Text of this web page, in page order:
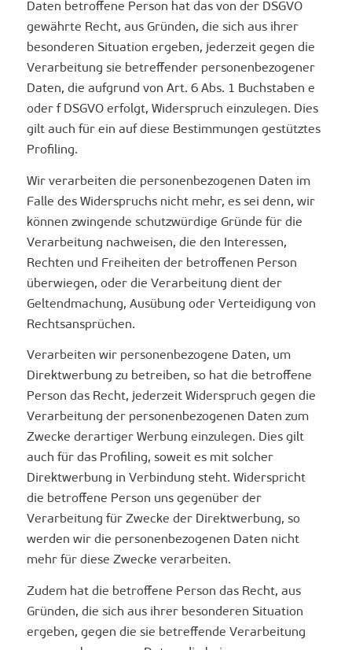
Daten betroffene Person hat das von der DSGVO
gewährte Recht, aus Gründen, die sich aus ihrer
besonderen Situation ergeben, jederzeit gegen die
Verarbeitung sie betreffender personenbezogener
Daten, die aufgrund von Art. 6 Abs. 1 Buchstaben e
oder f DSGVO erfolgt, Widerspruch einzulegen. Dies
gilt auch für ein auf diese Bestimmungen gestütztes
Profiling.
Wir verarbeiten die personenbezogenen Daten im
Falle des Widerspruchs nicht mehr, es sei denn, wir
können zwingende schutzwürdige Gründe für die
Verarbeitung nachweisen, die den Interessen,
Rechten und Freiheiten der betroffenen Person
überwiegen, oder die Verarbeitung dient der
Geltendmachung, Ausübung oder Verteidigung von
Rechtsansprüchen.
Verarbeiten wir personenbezogene Daten, um
Direktwerbung zu betreiben, so hat die betroffene
Person das Recht, jederzeit Widerspruch gegen die
Verarbeitung der personenbezogenen Daten zum
Zwecke derartiger Werbung einzulegen. Dies gilt
auch für das Profiling, soweit es mit solcher
Direktwerbung in Verbindung steht. Widerspricht
die betroffene Person uns gegenüber der
Verarbeitung für Zwecke der Direktwerbung, so
werden wir die personenbezogenen Daten nicht
mehr für diese Zwecke verarbeiten.
Zudem hat die betroffene Person das Recht, aus
Gründen, die sich aus ihrer besonderen Situation
ergeben, gegen die sie betreffende Verarbeitung